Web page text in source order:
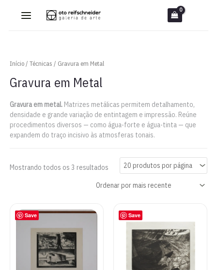
Início/ Técnicas / Gravura em Metal
Gravura em Metal
Gravura em metal. Matrizes metálicas permitem detalhamento,
densidade e grande variação de entintagem e impressão. Reúne
procedimentos diversos — como água-forte e água-tinta — que
expandem do traço incisivo às atmosferas tonais.
Mostrando todos os 3 resultados Classificado
recente
Save Save